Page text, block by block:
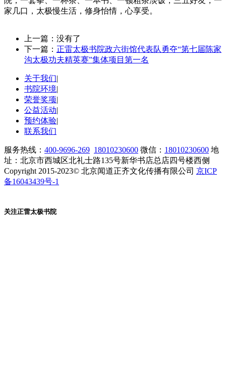
家几口，太极慢生活，修身怡情，心享受。
上一篇：没有了
下一篇： 正雷太极书院政六街馆代表队勇夺“第七届陈家
沟太极功夫精英赛”集体项目第一名
关于我们|
书院环境|
荣誉奖项|
公益活动|
预约体验|
联系我们
服务热线： 400-9696-269 18010230600 微信： 18010230600 地
址：北京市西城区北礼士路135号新华书店总店四号楼西侧
Copyright 2015-2023© 北京闻道正齐文化传播有限公司 京ICP
备16043439号-1
关注正雷太极书院